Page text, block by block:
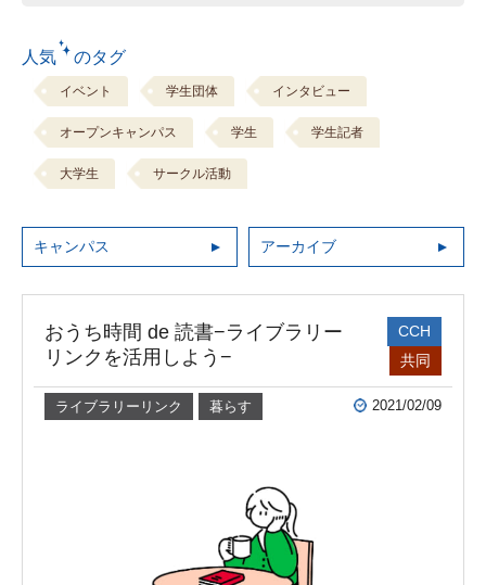
人気 のタグ
イベント 学生団体 インタビュー
オープンキャンパス 学生 学生記者
大学生 サークル活動
キャンパス アーカイブ
おうち時間 de 読書−ライブラリー
リンクを活用しよう−
CCH
共同
ライブラリーリンク 暮らす 2021/02/09